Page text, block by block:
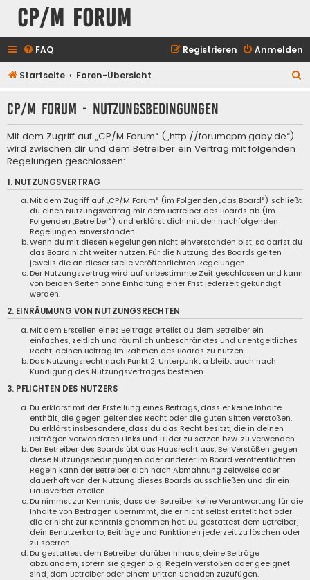
CP/M Forum
FAQ Anmelden
Registrieren
Startseite Foren-Übersicht
h
CP/M Forum - Nutzungsbedingungen
Mit dem Zugriff auf „CP/M Forum“ („http://forumcpm.gaby.de“)
wird zwischen dir und dem Betreiber ein Vertrag mit folgenden
Regelungen geschlossen:
1. NUTZUNGSVERTRAG
Mit dem Zugriff auf „CP/M Forum“ (im Folgenden „das Board“) schließt
du einen Nutzungsvertrag mit dem Betreiber des Boards ab (im
Folgenden „Betreiber“) und erklärst dich mit den nachfolgenden
Regelungen einverstanden.
Wenn du mit diesen Regelungen nicht einverstanden bist, so darfst du
das Board nicht weiter nutzen. Für die Nutzung des Boards gelten
jeweils die an dieser Stelle veröffentlichten Regelungen.
Der Nutzungsvertrag wird auf unbestimmte Zeit geschlossen und kann
von beiden Seiten ohne Einhaltung einer Frist jederzeit gekündigt
werden.
2. EINRÄUMUNG VON NUTZUNGSRECHTEN
Mit dem Erstellen eines Beitrags erteilst du dem Betreiber ein
einfaches, zeitlich und räumlich unbeschränktes und unentgeltliches
Recht, deinen Beitrag im Rahmen des Boards zu nutzen.
Das Nutzungsrecht nach Punkt 2, Unterpunkt a bleibt auch nach
Kündigung des Nutzungsvertrages bestehen.
3. PFLICHTEN DES NUTZERS
Du erklärst mit der Erstellung eines Beitrags, dass er keine Inhalte
enthält, die gegen geltendes Recht oder die guten Sitten verstoßen.
Du erklärst insbesondere, dass du das Recht besitzt, die in deinen
Beiträgen verwendeten Links und Bilder zu setzen bzw. zu verwenden.
Der Betreiber des Boards übt das Hausrecht aus. Bei Verstößen gegen
diese Nutzungsbedingungen oder anderer im Board veröffentlichten
Regeln kann der Betreiber dich nach Abmahnung zeitweise oder
dauerhaft von der Nutzung dieses Boards ausschließen und dir ein
Hausverbot erteilen.
Du nimmst zur Kenntnis, dass der Betreiber keine Verantwortung für die
Inhalte von Beiträgen übernimmt, die er nicht selbst erstellt hat oder
die er nicht zur Kenntnis genommen hat. Du gestattest dem Betreiber,
dein Benutzerkonto, Beiträge und Funktionen jederzeit zu löschen oder
zu sperren.
Du gestattest dem Betreiber darüber hinaus, deine Beiträge
abzuändern, sofern sie gegen o. g. Regeln verstoßen oder geeignet
sind, dem Betreiber oder einem Dritten Schaden zuzufügen.